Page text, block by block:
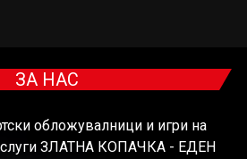
ЗА НАС
обложувалници и игри на
услуги ЗЛАТНА КОПАЧКА - ЕДЕН